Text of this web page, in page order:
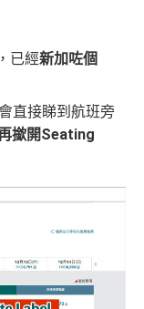
已經新加咗個
直接睇到航班旁
撳開Seating